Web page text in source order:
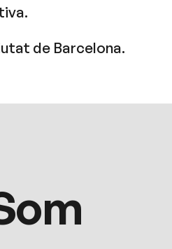
de Barcelona.